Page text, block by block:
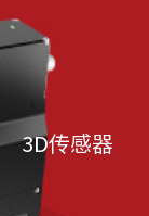
3D传感器